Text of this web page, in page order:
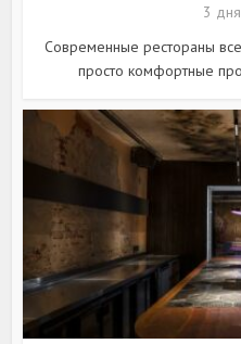
3
Современные рестораны
просто комфортные